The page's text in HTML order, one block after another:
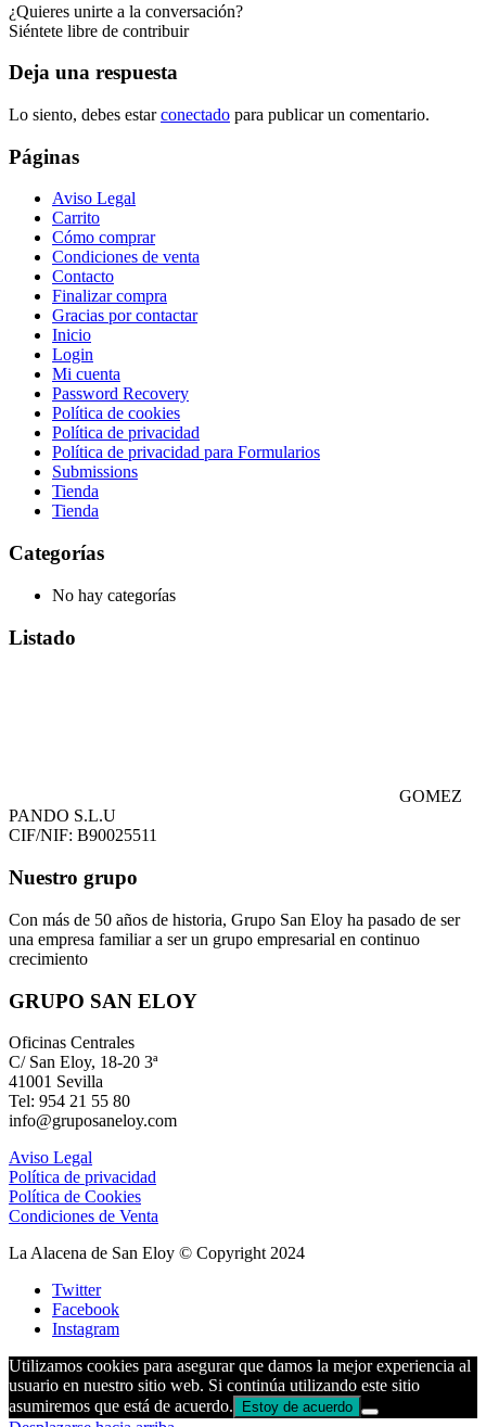
¿Quieres unirte a la conversación?
Siéntete libre de contribuir
Deja una respuesta
Lo siento, debes estarconectado para publicar un comentario.
Páginas
Aviso Legal
Carrito
Cómo comprar
Condiciones de venta
Contacto
Finalizar compra
Gracias por contactar
Inicio
Login
Mi cuenta
Password Recovery
Política de cookies
Política de privacidad
Política de privacidad para Formularios
Submissions
Tienda
Tienda
Categorías
No hay categorías
Listado
GOMEZ
PANDO S.L.U
CIF/NIF: B90025511
Nuestro grupo
Con más de 50 años de historia, Grupo San Eloy ha pasado de ser
una empresa familiar a ser un grupo empresarial en continuo
crecimiento
GRUPO SAN ELOY
Oficinas Centrales
C/ San Eloy, 18-20 3ª
41001 Sevilla
Tel: 954 21 55 80
info@gruposaneloy.com
Aviso Legal
Política de privacidad
Política de Cookies
Condiciones de Venta
La Alacena de San Eloy © Copyright 2024
Twitter
Facebook
Instagram
Utilizamos cookies para asegurar que damos la mejor experiencia al
usuario en nuestro sitio web. Si continúa utilizando este sitio
asumiremos que está de acuerdo.
Estoy de acuerdo